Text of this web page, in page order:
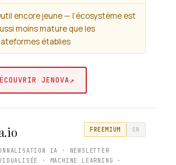
encore jeune — l’écosystème est
moins mature que les
établies
JENOVA↗
FREEMIUM EN
IA · NEWSLETTER
· MACHINE LEARNING ·